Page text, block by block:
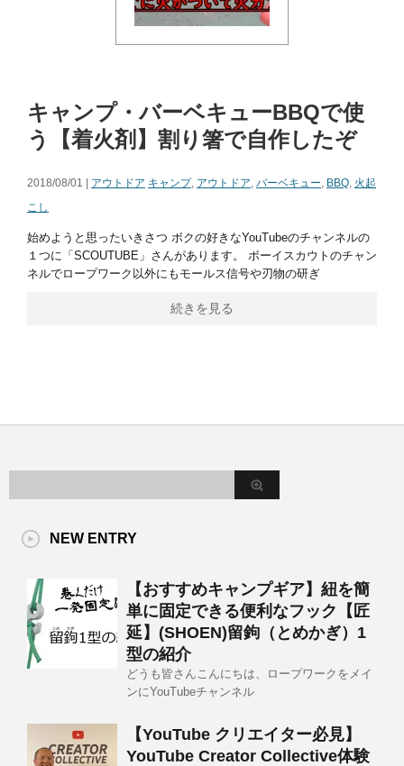
キャンプ・バーベキューBBQで使
う【着火剤】割り箸で自作したぞ
2018/08/01 | アウトドア キャンプ, アウトドア, バーベキュー, BBQ, 火起
こし
始めようと思ったいきさつ ボクの好きなYouTubeのチャンネルの
１つに「SCOUTUBE」さんがあります。 ボーイスカウトのチャン
ネルでロープワーク以外にもモールス信号や刃物の研ぎ
続きを見る
NEW ENTRY
【おすすめキャンプギア】紐を簡
単に固定できる便利なフック【匠
延】(SHOEN)留鉤（とめかぎ）1
型の紹介
どうも皆さんこんにちは、ロープワークをメイ
ンにYouTubeチャンネル
【YouTube クリエイター必見】
YouTube Creator Collective体験